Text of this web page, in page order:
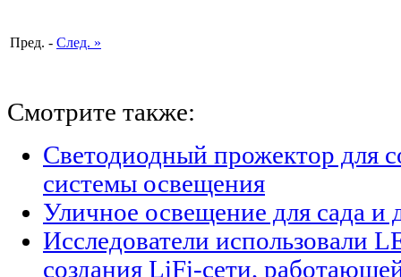
Пред. - След. »
Смотрите также:
Светодиодный прожектор для
системы освещения
Уличное освещение для сада и
Исследователи использовали
создания LiFi-сети,